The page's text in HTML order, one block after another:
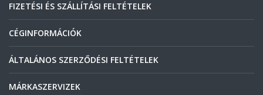
FIZETÉSI ÉS SZÁLLÍTÁSI FELTÉTELEK
CÉGINFORMÁCIÓK
ÁLTALÁNOS SZERZŐDÉSI FELTÉTELEK
MÁRKASZERVIZEK